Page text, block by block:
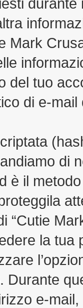
Mark
del tuo
di e-
di
è il
“Cutie
la
Durante
e-